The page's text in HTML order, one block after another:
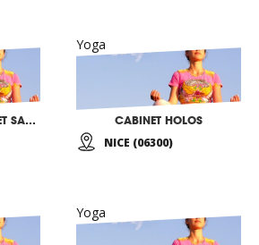
ASSOCIATION YOGA ET SANTE
Yoga
CABINET HOLOS
NICE (06300)
Yoga